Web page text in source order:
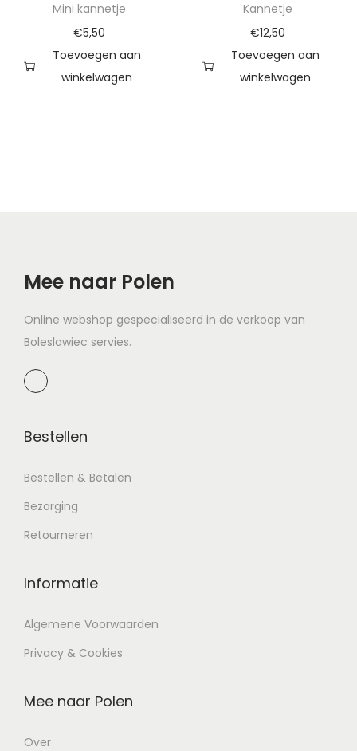
Mini kannetje
€5,50
Toevoegen aan
winkelwagen
Kannetje
€12,50
Toevoegen aan
winkelwagen
Mee naar Polen
Online webshop gespecialiseerd in de verkoop van
Boleslawiec servies.
Bestellen
Bestellen & Betalen
Bezorging
Retourneren
Informatie
Algemene Voorwaarden
Privacy & Cookies
Mee naar Polen
Over